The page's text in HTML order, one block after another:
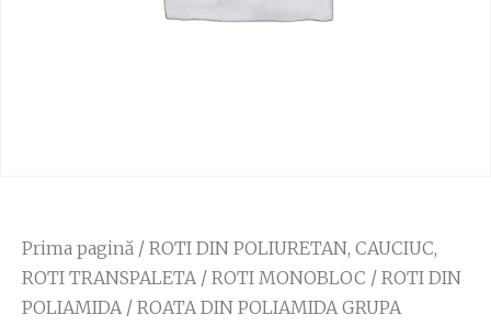
Prima pagină / ROTI DIN POLIURETAN, CAUCIUC,
ROTI TRANSPALETA/ ROTI MONOBLOC / ROTI DIN
POLIAMIDA/ ROATA DIN POLIAMIDA GRUPA